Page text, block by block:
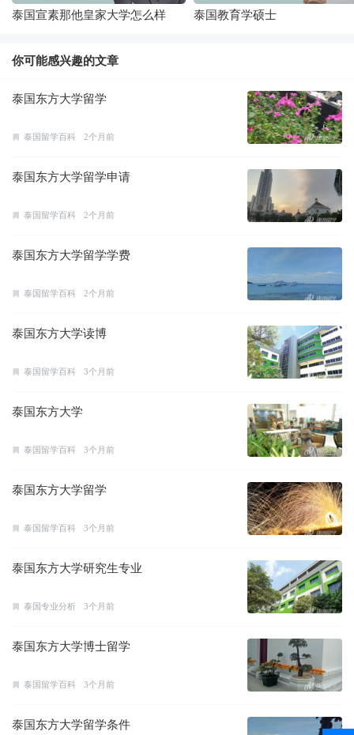
泰国宣素那他皇家大学怎么样 泰国教育学硕士
你可能感兴趣的文章
泰国东方大学留学
泰国留学百科 2个月前
泰国东方大学留学申请
泰国留学百科 2个月前
泰国东方大学留学学费
泰国留学百科 2个月前
泰国东方大学读博
泰国留学百科 3个月前
泰国东方大学
泰国留学百科 3个月前
泰国东方大学留学
泰国留学百科 3个月前
泰国东方大学研究生专业
泰国专业分析 3个月前
泰国东方大学博士留学
泰国留学百科 3个月前
泰国东方大学留学条件